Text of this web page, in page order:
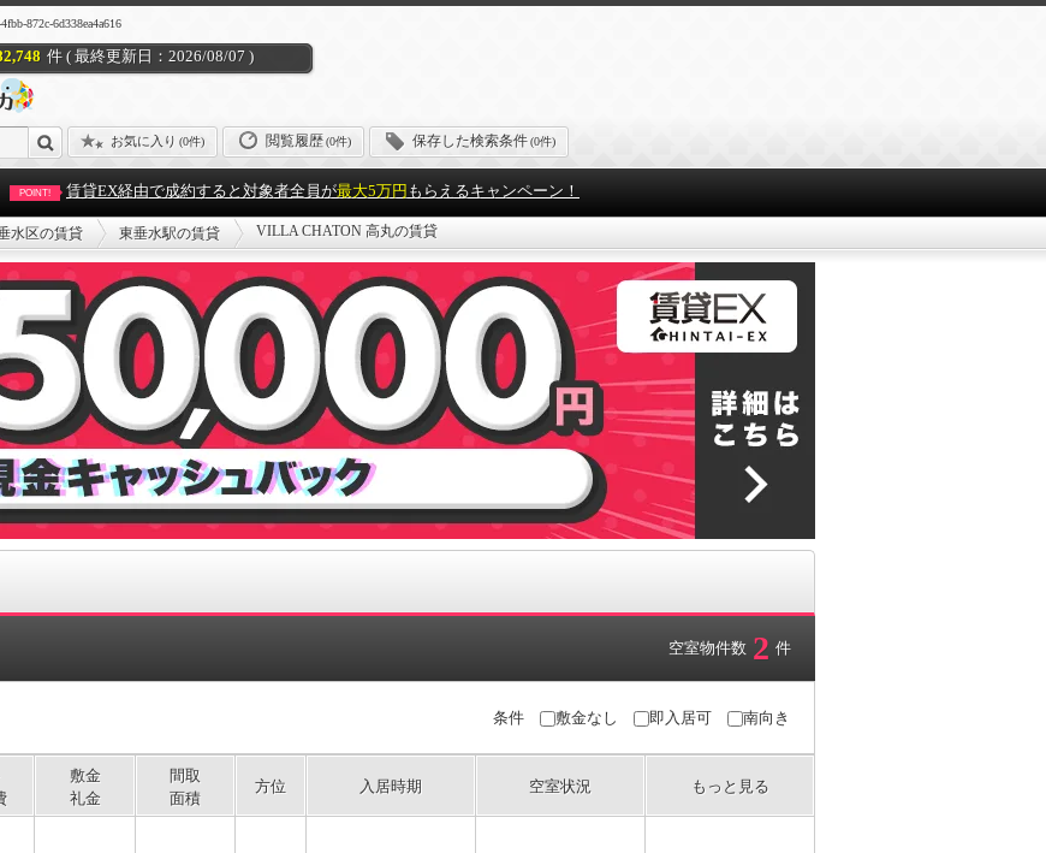
872c-6d338ea4a616
件 ( 最終更新日：2026/08/07 )
お気に入り (0件) 閲覧履歴(0件) 保存した検索条件(0件)
POINT! 賃貸EX経由で成約すると対象者全員が最大5万円 もらえるキャンペーン！
水区の賃貸 東垂水駅の賃貸 VILLA CHATON 高丸の賃貸
空室物件数 2 件
条件 敷金なし 即入居可 南向き
敷金
礼金
間取
面積
方位 入居時期 空室状況 もっと見る